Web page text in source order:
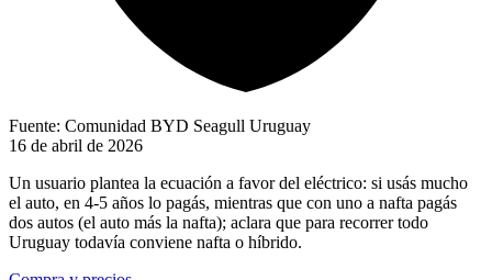
Fuente: Comunidad BYD Seagull Uruguay
16 de abril de 2026
Un usuario plantea la ecuación a favor del eléctrico: si usás mucho
el auto, en 4-5 años lo pagás, mientras que con uno a nafta pagás
dos autos (el auto más la nafta); aclara que para recorrer todo
Uruguay todavía conviene nafta o híbrido.